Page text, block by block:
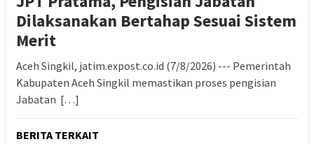
Dilaksanakan Bertahap Sesuai Sistem
Merit
Aceh Singkil, jatim.expost.co.id (7/8/2026) --- Pemerintah
Kabupaten Aceh Singkil memastikan proses pengisian
Jabatan […]
BERITA TERKAIT